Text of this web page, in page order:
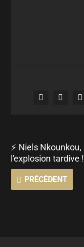
⚡ Niels Nkounkou,
l'explosion tardive !
PRÉCÉDENT